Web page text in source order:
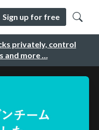
privately, control
and more …
Sign up for free